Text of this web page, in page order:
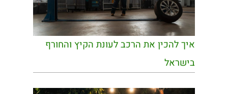
איך להכין את הרכב לעונת הקיץ והחורף
בישראל